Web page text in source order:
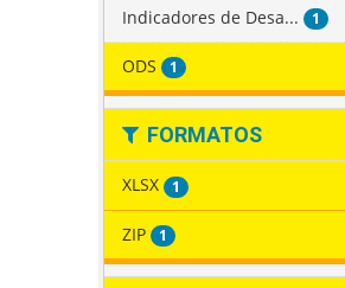
Indicadores de Desa... 1
ODS 1
FORMATOS
XLSX 1
ZIP 1